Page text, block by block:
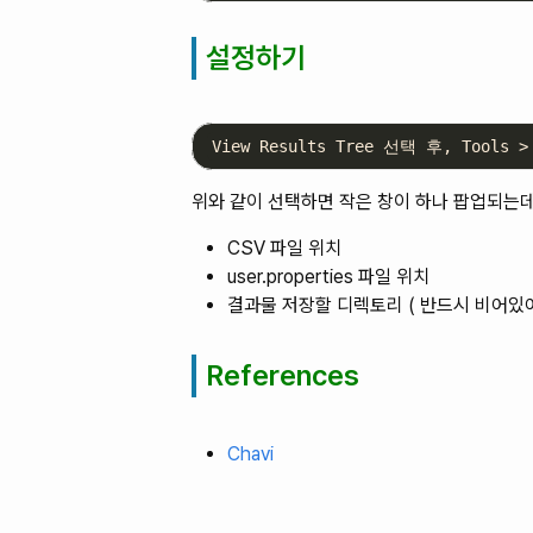
설정하기
위와 같이 선택하면 작은 창이 하나 팝업되는
CSV 파일 위치
user.properties 파일 위치
결과물 저장할 디렉토리 ( 반드시 비어있
References
Chavi